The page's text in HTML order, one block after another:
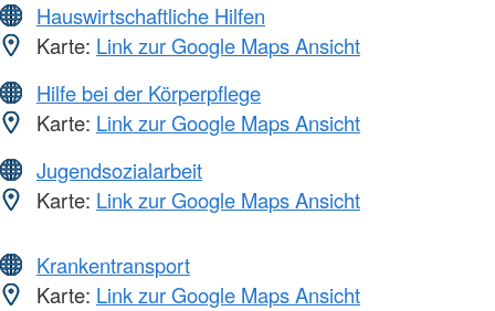
Hauswirtschaftliche Hilfen
Karte: Link zur Google Maps Ansicht
Hilfe bei der Körperpflege
Karte: Link zur Google Maps Ansicht
Jugendsozialarbeit
Karte: Link zur Google Maps Ansicht
Krankentransport
Karte: Link zur Google Maps Ansicht